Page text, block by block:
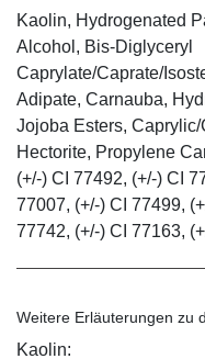
Kaolin, Hydrogenated
Alcohol, Bis-Diglyceryl
Caprylate/Caprate/
Adipate, Carnauba,
Jojoba Esters,
Hectorite, Propylene
(+/-) CI 77492, (+/-) CI
77007, (+/-) CI 77499,
77742, (+/-) CI 77163,
Weitere Erläuterungen zu
Kaolin: